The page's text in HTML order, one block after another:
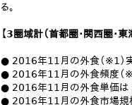
る。
【3圏域計（首都圏・関西圏・東
● 2016年11月の外食（※1）
● 2016年11月の外食頻度（
● 2016年11月の外食単価は
● 2016年11月の外食市場規